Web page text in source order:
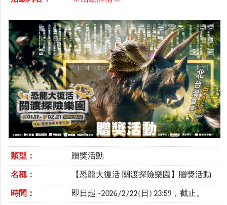
類型： 贈獎活動
名稱： 【恐龍大復活 關渡探險樂園】贈獎活動
時間： 即日起~2026/2/22(日) 23:59，截止。